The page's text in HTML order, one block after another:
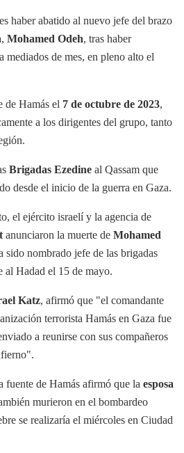
haber abatido al nuevo jefe del brazo
Mohamed Odeh, tras haber
mediados de mes, en pleno alto el
de Hamás el 7 de octubre de 2023,
a los dirigentes del grupo, tanto
Brigadas Ezedine al Qassam que
desde el inicio de la guerra en Gaza.
el ejército israelí y la agencia de
anunciaron la muerte de Mohamed
sido nombrado jefe de las brigadas
al Hadad el 15 de mayo.
Katz, afirmó que "el comandante
terrorista Hamás en Gaza fue
a reunirse con sus compañeros
fuente de Hamás afirmó que la esposa
murieron en el bombardeo
se realizaría el miércoles en Ciudad